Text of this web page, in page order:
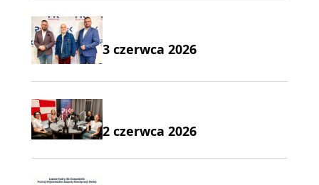
3 czerwca 2026
2 czerwca 2026